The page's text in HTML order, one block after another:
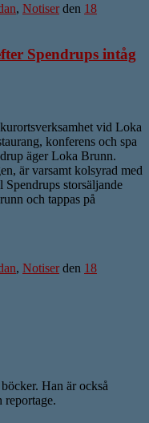
, Notiserden 18
Spendrups intåg
vid Loka
konferens och spa
äger Loka Brunn.
är varsamt kolsyrad med
storsäljande
och tappas på
, Notiserden 18
Han är också
reportage.